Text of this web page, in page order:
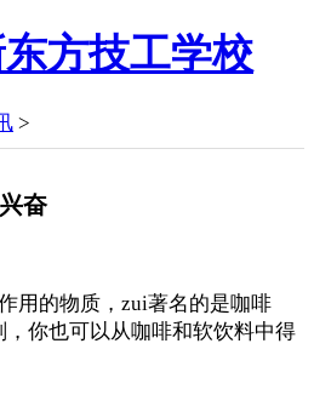
>
奋
用的物质，zui著名的是咖啡
你也可以从咖啡和软饮料中得